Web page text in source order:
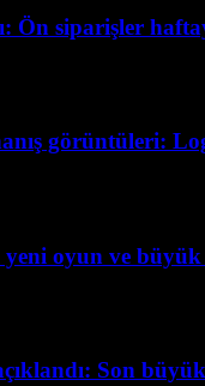
Ön siparişler
görüntüleri:
yeni oyun ve
Son